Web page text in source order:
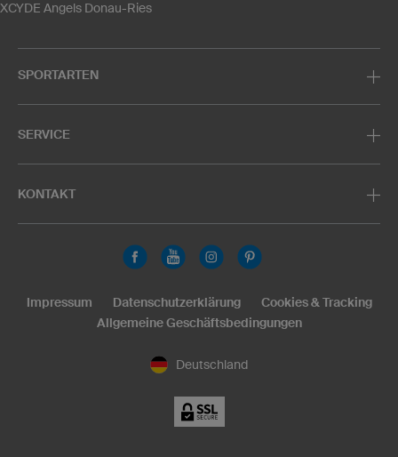
XCYDE Angels Donau-Ries
SPORTARTEN
SERVICE
KONTAKT
Deutschland
Impressum Datenschutzerklärung
Cookies & Tracking
Allgemeine Geschäftsbedingungen